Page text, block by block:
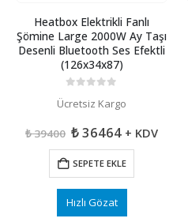
Heatbox Elektrikli Fanlı
Şömine Large 2000W Ay Taşı
Desenli Bluetooth Ses Efektli
(126x34x87)
Ücretsiz Kargo
₺39400 Orijinal
₺ 39400.
₺36464Şu
fiyat:
₺ 36464.
+ KDV
SEPETE EKLE
Hızlı Gözat